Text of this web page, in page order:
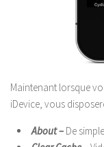
Maintenant lorsque
iDevice, vous
About – De